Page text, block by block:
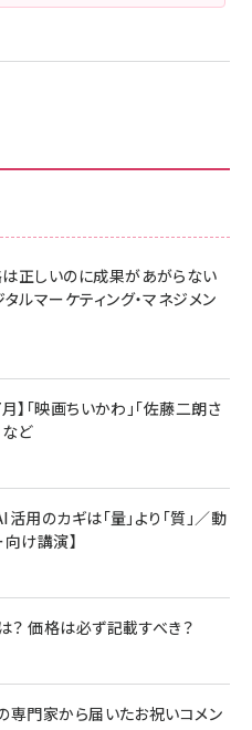
正しいのに成果があがらない
ルマーケティング・マネジメン
】「映画ちいかわ」「佐藤二朗さ
など
用のカギは「量」より「質」／動
け講演】
価格は必ず記載すべき？
専門家から届いたお祝いコメン